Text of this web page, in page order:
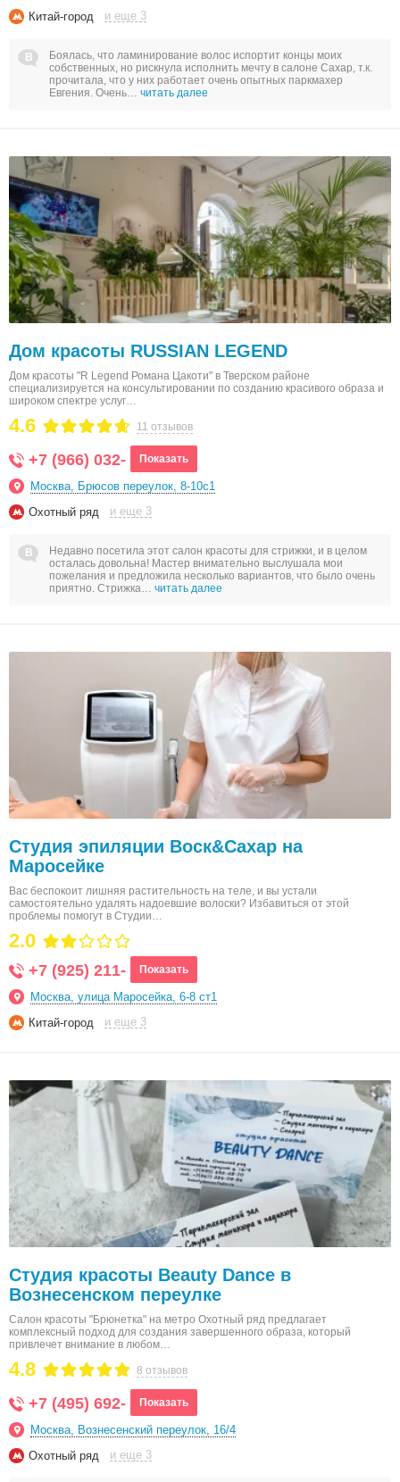
Китай-город
и еще 3
Боялась, что ламинирование волос испортит концы моих
собственных, но рискнула исполнить мечту в салоне Сахар, т.к.
прочитала, что у них работает очень опытных паркмахер
Евгения. Очень… читать далее
Дом красоты RUSSIAN LEGEND
Дом красоты "R Legend Романа Цакоти" в Тверском районе
специализируется на консультировании по созданию красивого образа и
широком спектре услуг…
11 отзывов
4.6
+7 (966) 032- Показать
Москва, Брюсов переулок, 8-10с1
Охотный ряд
и еще 3
Недавно посетила этот салон красоты для стрижки, и в целом
осталась довольна! Мастер внимательно выслушала мои
пожелания и предложила несколько вариантов, что было очень
приятно. Стрижка… читать далее
Студия эпиляции Воск&Сахар на
Маросейке
Вас беспокоит лишняя растительность на теле, и вы устали
самостоятельно удалять надоевшие волоски? Избавиться от этой
проблемы помогут в Студии…
2.0
+7 (925) 211- Показать
Москва, улица Маросейка, 6-8 ст1
Китай-город
и еще 3
Студия красоты Beauty Dance в
Вознесенском переулке
Салон красоты "Брюнетка" на метро Охотный ряд предлагает
комплексный подход для создания завершенного образа, который
привлечет внимание в любом…
8 отзывов
4.8
+7 (495) 692- Показать
Москва, Вознесенский переулок, 16/4
Охотный ряд
и еще 3